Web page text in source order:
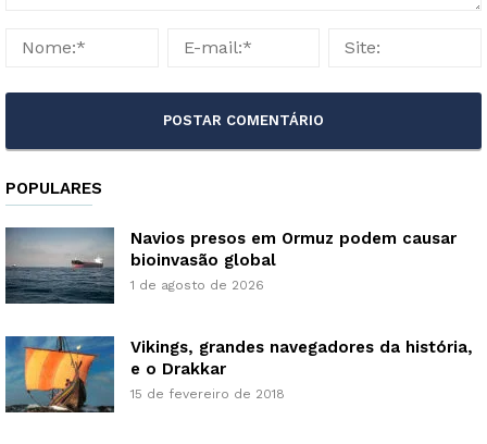
POPULARES
Navios presos em Ormuz podem causar
bioinvasão global
1 de agosto de 2026
Vikings, grandes navegadores da história,
e o Drakkar
15 de fevereiro de 2018